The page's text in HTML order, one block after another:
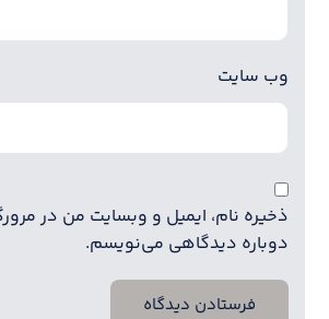
وب‌ سایت
ذخیره نام، ایمیل و وبسایت من در
دوباره دیدگاهی می‌نویسم.
فرستادن دیدگاه